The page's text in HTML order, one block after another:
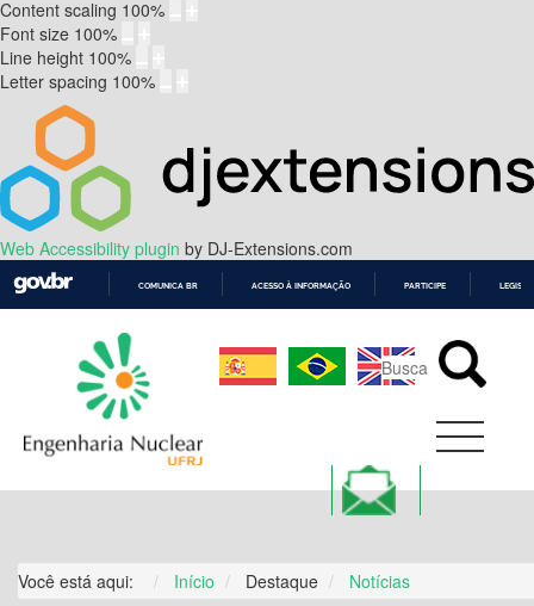
Content scaling 100%
Font size 100%
Line height 100%
Letter spacing 100%
Web Accessibility plugin by DJ-Extensions.com
CONTEÚDO
COMUNICA BR ACESSO À INFORMAÇÃO PARTICIPE
Você está aqui: Início Destaque Notícias